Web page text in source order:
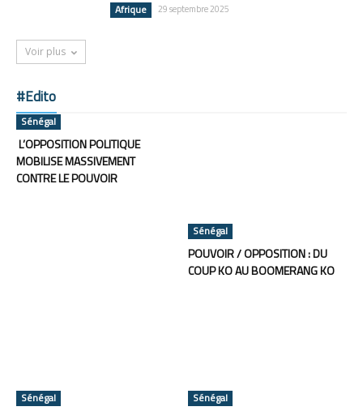
Afrique 29 septembre 2025
Voir plus
#Edito
Sénégal
L’OPPOSITION POLITIQUE
MOBILISE MASSIVEMENT
CONTRE LE POUVOIR
Sénégal
POUVOIR / OPPOSITION : DU
COUP KO AU BOOMERANG KO
Sénégal Sénégal